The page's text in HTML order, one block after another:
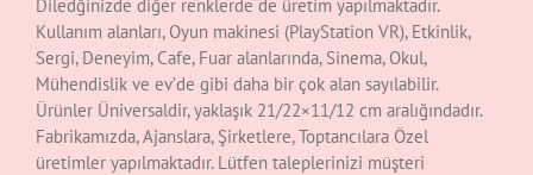
Diledğinizde diğer renklerde de üretim yapılmaktadır.
Kullanım alanları, Oyun makinesi (PlayStation VR), Etkinlik,
Sergi, Deneyim, Cafe, Fuar alanlarında, Sinema, Okul,
Mühendislik ve ev’de gibi daha bir çok alan sayılabilir.
Ürünler Üniversaldir, yaklaşık 21/22×11/12 cm aralığındadır.
Fabrikamızda, Ajanslara, Şirketlere, Toptancılara Özel
üretimler yapılmaktadır. Lütfen taleplerinizi müşteri